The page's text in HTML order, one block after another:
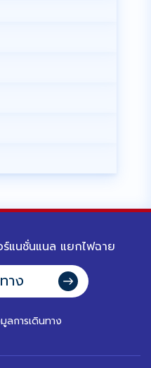
ร์แนชั่นแนล แยกไฟฉาย
าง
ลการเดินทาง